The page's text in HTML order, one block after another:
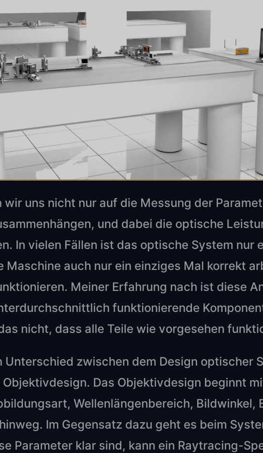
wir uns nicht nur auf die Messung der
und dabei die optische
In vielen Fällen ist das optische System nur
Maschine auch nur ein einziges Mal korrekt
Meiner Erfahrung nach ist diese
funktionierende
nicht, dass alle Teile wie vorgesehen
Unterschied zwischen dem Design optischer
Das Objektivdesign beginnt
Wellenlängenbereich, Bildwinkel,
Im Gegensatz dazu geht es beim
Parameter klar sind, kann ein Raytracing-